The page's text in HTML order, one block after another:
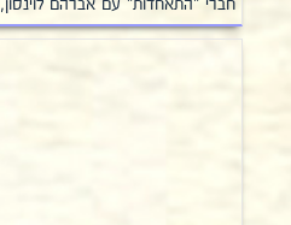
חברי "התאחדות" עם אברהם לוינסון, 7 במרץ 1925.…